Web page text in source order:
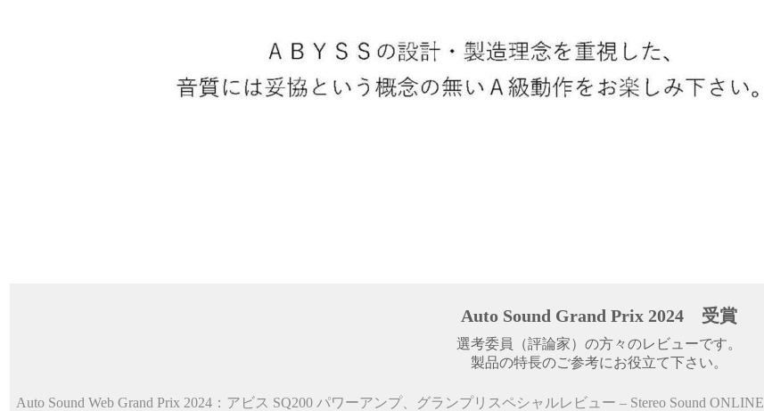
Auto Sound Grand Prix 2024 受賞
選考委員（評論家）の方々のレビューです。
製品の特長のご参考にお役立て下さい。
Auto Sound Web Grand Prix 2024：アビス SQ200 パワーアンプ、グランプリスペシャルレビュー – Stereo Sound ONLINE